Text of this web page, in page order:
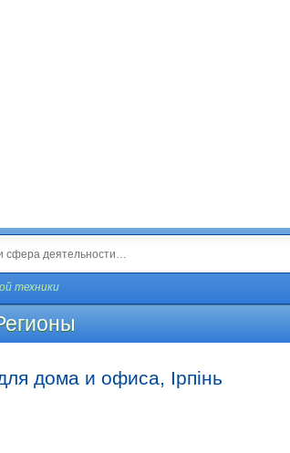
техники
дома и офиса, Ірпінь